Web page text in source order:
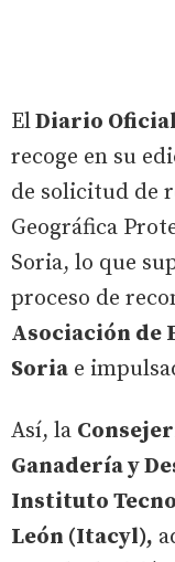
ElDiario
recoge en su
de solicitud de
Geográfica
Soria, lo que
proceso de
Asociación de
Soria e
Así, la
Ganadería y
Instituto
León (Itacyl),